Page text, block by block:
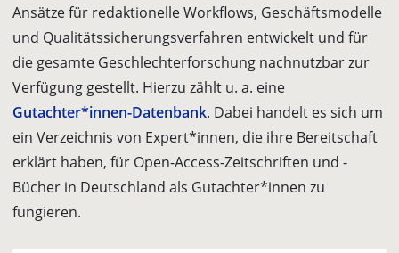
Ansätze für redaktionelle Workflows, Geschäftsmodelle
und Qualitätssicherungsverfahren entwickelt und für
die gesamte Geschlechterforschung nachnutzbar zur
Verfügung gestellt. Hierzu zählt u. a. eine
Gutachter*innen-Datenbank. Dabei handelt es sich um
ein Verzeichnis von Expert*innen, die ihre Bereitschaft
erklärt haben, für Open-Access-Zeitschriften und -
Bücher in Deutschland als Gutachter*innen zu
fungieren.